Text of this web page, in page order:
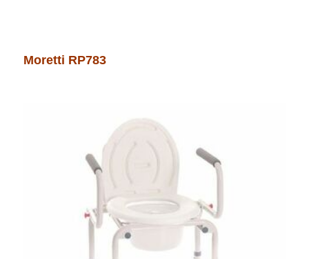
Moretti RP783